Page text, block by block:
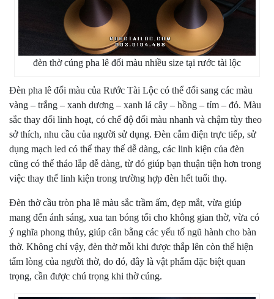
đèn thờ cúng pha lê đổi màu nhiều size tại rước tài lộc
Đèn pha lê đổi màu của Rước Tài Lộc có thể đổi sang các màu
vàng – trắng – xanh dương – xanh lá cây – hồng – tím – đỏ. Màu
sắc thay đổi linh hoạt, có chế độ đổi màu nhanh và chậm tùy theo
sở thích, nhu cầu của người sử dụng. Đèn cắm điện trực tiếp, sử
dụng mạch led có thể thay thế dễ dàng, các linh kiện của đèn
cũng có thể tháo lắp dễ dàng, từ đó giúp bạn thuận tiện hơn trong
việc thay thế linh kiện trong trường hợp đèn hết tuổi thọ.
Đèn thờ cầu tròn pha lê màu sắc trầm ấm, đẹp mắt, vừa giúp
mang đến ánh sáng, xua tan bóng tối cho không gian thờ, vừa có
ý nghĩa phong thủy, giúp cân bằng các yếu tố ngũ hành cho bàn
thờ. Không chỉ vậy, đèn thờ mỗi khi được thắp lên còn thể hiện
tấm lòng của người thờ, do đó, đây là vật phẩm đặc biệt quan
trọng, cần được chú trọng khi thờ cúng.